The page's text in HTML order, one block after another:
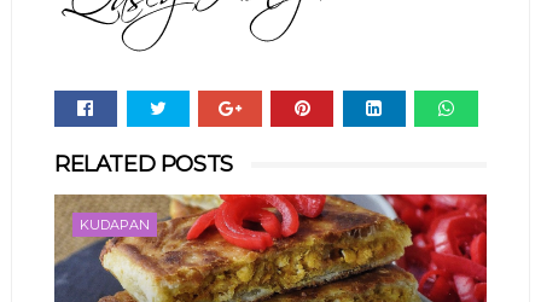
RELATED POSTS
KUDAPAN